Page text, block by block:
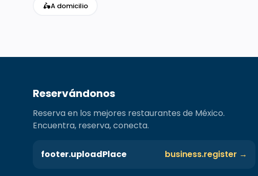
🛵A domicilio
Reservándonos
Reserva en los mejores restaurantes de México.
Encuentra, reserva, conecta.
footer.uploadPlace business.register →